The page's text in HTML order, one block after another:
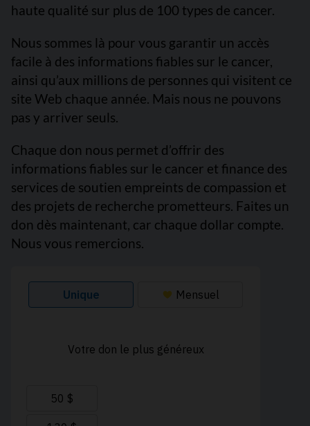
haute qualité sur plus de 100 types de cancer.
Nous sommes là pour vous garantir un accès
facile à des informations fiables sur le cancer,
ainsi qu’aux millions de personnes qui visitent ce
site Web chaque année. Mais nous ne pouvons
pas y arriver seuls.
Chaque don nous permet d’offrir des
informations fiables sur le cancer et finance des
services de soutien empreints de compassion et
des projets de recherche prometteurs. Faites un
don dès maintenant, car chaque dollar compte.
Nous vous remercions.